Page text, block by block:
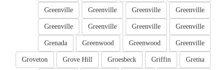
Greenville
Greenville
Greenville
Greenville
Greenville
Greenville
Greenville
Greenville
Greenville
Greenwood
Greenwood
Grenada
Gretna
Griffin
Groesbeck
Grove Hill
Groveton